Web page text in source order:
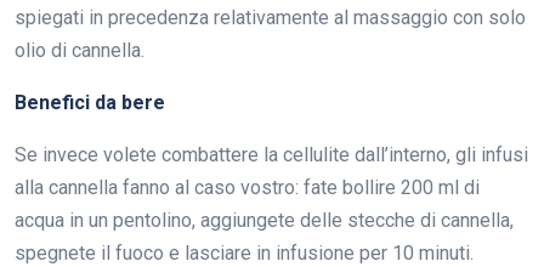
spiegati in precedenza relativamente al massaggio con solo
olio di cannella.
Benefici da bere
Se invece volete combattere la cellulite dall’interno, gli infusi
alla cannella fanno al caso vostro: fate bollire 200 ml di
acqua in un pentolino, aggiungete delle stecche di cannella,
spegnete il fuoco e lasciare in infusione per 10 minuti.